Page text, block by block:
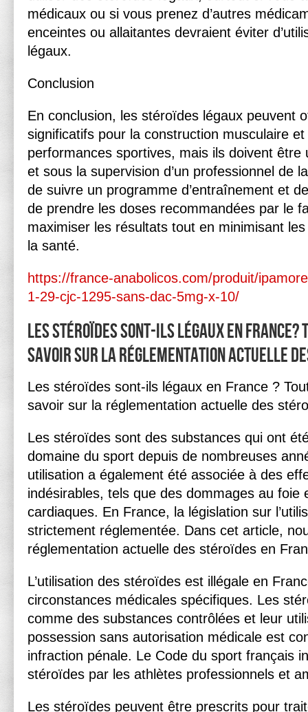
médicaux ou si vous prenez d’autres
enceintes ou allaitantes devraient éviter
légaux.
Conclusion
En conclusion, les stéroïdes légaux peuvent
significatifs pour la construction musculaire et
performances sportives, mais ils doivent être
et sous la supervision d’un professionnel de
de suivre un programme d’entraînement et
de prendre les doses recommandées par le
maximiser les résultats tout en minimisant
la santé.
https://france-anabolicos.com/produit/
1-29-cjc-1295-sans-dac-5mg-x-10/
Les stéroïdes sont-ils légaux en France?
savoir sur la réglementation actuelle
Les stéroïdes sont-ils légaux en France ?
savoir sur la réglementation actuelle des
Les stéroïdes sont des substances qui ont
domaine du sport depuis de nombreuses
utilisation a également été associée à des
indésirables, tels que des dommages au foie
cardiaques. En France, la législation sur
strictement réglementée. Dans cet article,
réglementation actuelle des stéroïdes en
L’utilisation des stéroïdes est illégale en
circonstances médicales spécifiques. Les
comme des substances contrôlées et leur
possession sans autorisation médicale est
infraction pénale. Le Code du sport français
stéroïdes par les athlètes professionnels et
Les stéroïdes peuvent être prescrits pour